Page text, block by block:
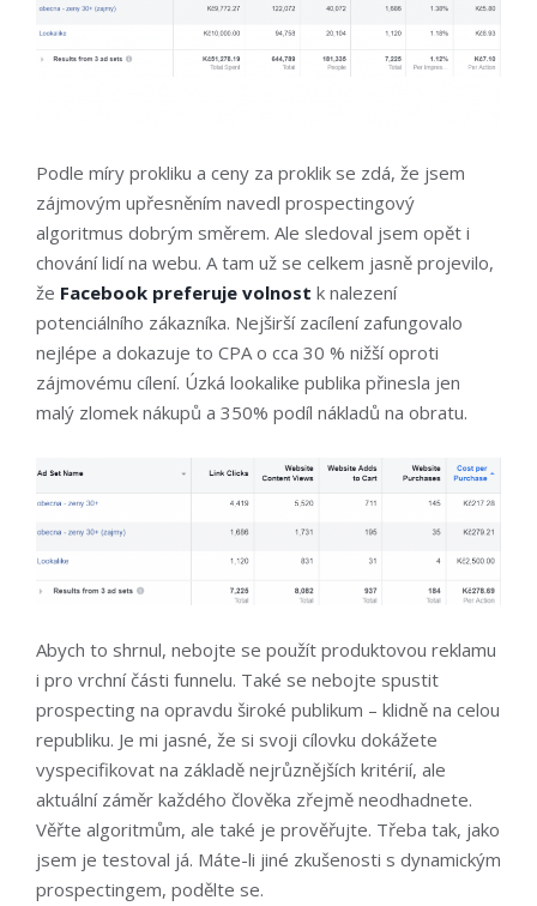
Podle míry prokliku a ceny za proklik se zdá, že jsem
zájmovým upřesněním navedl prospectingový
algoritmus dobrým směrem. Ale sledoval jsem opět i
chování lidí na webu. A tam už se celkem jasně projevilo,
že Facebook preferuje volnost k nalezení
potenciálního zákazníka. Nejširší zacílení zafungovalo
nejlépe a dokazuje to CPA o cca 30 % nižší oproti
zájmovému cílení. Úzká lookalike publika přinesla jen
malý zlomek nákupů a 350% podíl nákladů na obratu.
Abych to shrnul, nebojte se použít produktovou reklamu
i pro vrchní části funnelu. Také se nebojte spustit
prospecting na opravdu široké publikum – klidně na celou
republiku. Je mi jasné, že si svoji cílovku dokážete
vyspecifikovat na základě nejrůznějších kritérií, ale
aktuální záměr každého člověka zřejmě neodhadnete.
Věřte algoritmům, ale také je prověřujte. Třeba tak, jako
jsem je testoval já. Máte-li jiné zkušenosti s dynamickým
prospectingem, podělte se.